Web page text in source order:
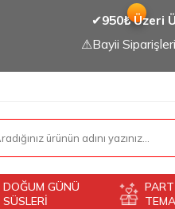
✔950₺ Üzeri
⚠Bayii
DOĞUM GÜNÜ
SÜSLERİ